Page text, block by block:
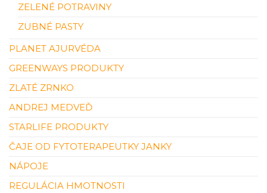
ZELENÉ POTRAVINY
ZUBNÉ PASTY
PLANET AJURVÉDA
GREENWAYS PRODUKTY
ZLATÉ ZRNKO
ANDREJ MEDVEĎ
STARLIFE PRODUKTY
ČAJE OD FYTOTERAPEUTKY JANKY
NÁPOJE
REGULÁCIA HMOTNOSTI